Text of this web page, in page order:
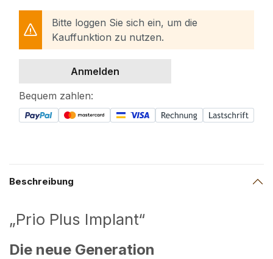
Bitte loggen Sie sich ein, um die
Kauffunktion zu nutzen.
Anmelden
Bequem zahlen:
Beschreibung
„Prio Plus Implant“
Die neue Generation